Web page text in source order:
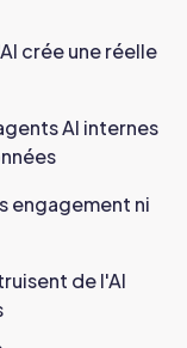
crée une réelle
AI internes
engagement ni
de l'AI